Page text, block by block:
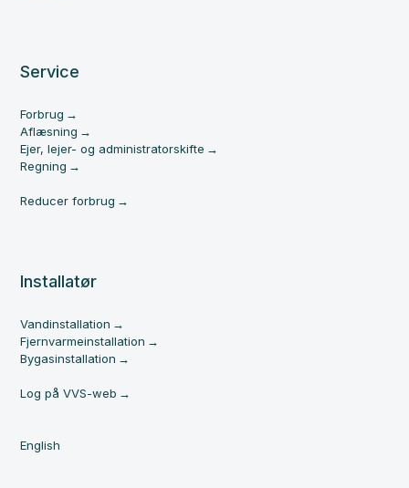
Service
Forbrug
Aflæsning
Ejer, lejer- og administratorskifte
Regning
Reducer forbrug
Installatør
Vandinstallation
Fjernvarmeinstallation
Bygasinstallation
Log på VVS-web
English